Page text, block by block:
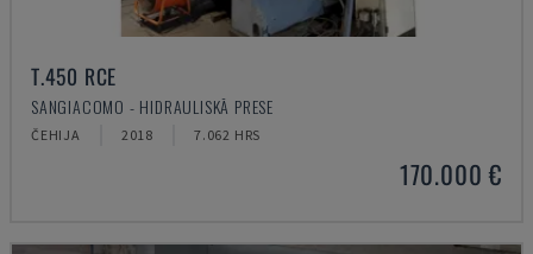
T.450 RCE
SANGIACOMO - HIDRAULISKĀ PRESE
ČEHIJA 2018 7.062 HRS
170.000 €